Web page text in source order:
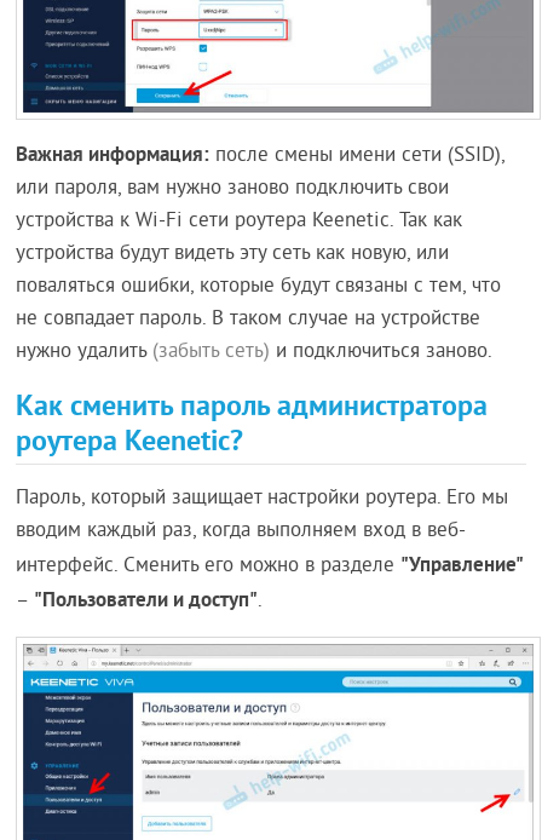
Важная информация: после смены имени сети (SSID),
или пароля, вам нужно заново подключить свои
устройства к Wi-Fi сети роутера Keenetic. Так как
устройства будут видеть эту сеть как новую, или
поваляться ошибки, которые будут связаны с тем, что
не совпадает пароль. В таком случае на устройстве
нужно удалить (забыть сеть) и подключиться заново.
Как сменить пароль администратора
роутера Keenetic?
Пароль, который защищает настройки роутера. Его мы
вводим каждый раз, когда выполняем вход в веб-
интерфейс. Сменить его можно в разделе "Управление"
– "Пользователи и доступ".